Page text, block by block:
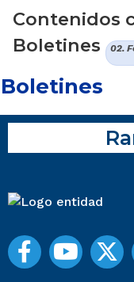
Contenidos
Boletines
02.
Boletines